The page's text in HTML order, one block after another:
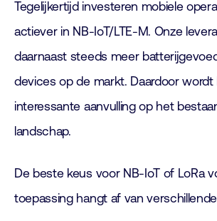
Tegelijkertijd investeren mobiele
actiever in NB-IoT/LTE-M. Onze
daarnaast steeds meer
devices op de markt. Daardoor wordt
interessante aanvulling op het
landschap.
De beste keus voor NB-IoT of LoRa
toepassing hangt af van